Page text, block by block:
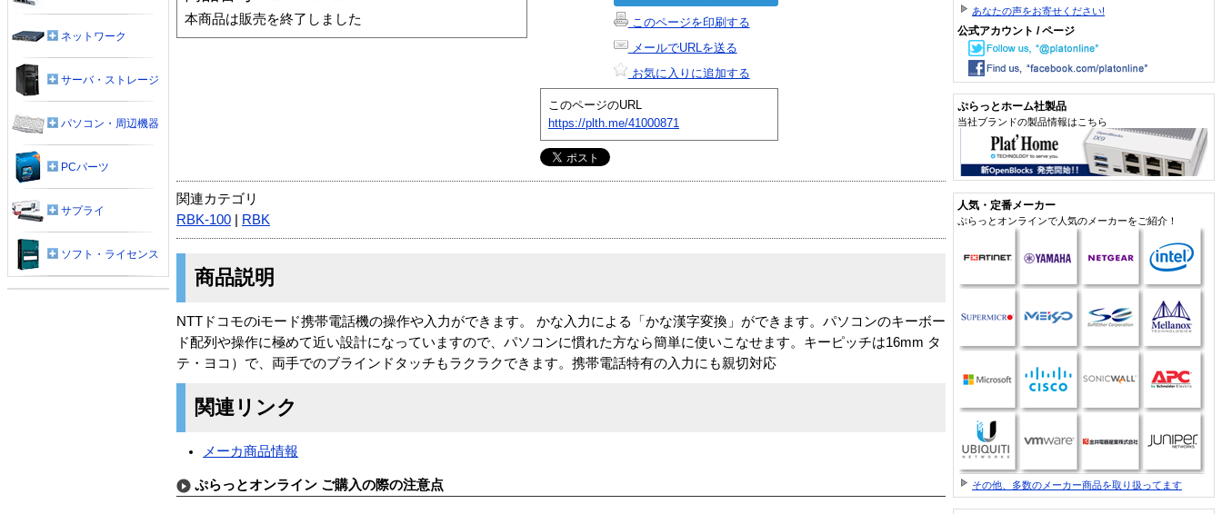
本商品は販売を終了しました
このページを印刷する
メールでURLを送る
お気に入りに追加する
このページのURL
https://plth.me/41000871
関連カテゴリ
RBK-100
RBK
商品説明
NTTドコモのiモード携帯電話機の操作や入力ができます。 かな入力による「かな漢字変換」ができます。パソコンのキーボー
ド配列や操作に極めて近い設計になっていますので、パソコンに慣れた方なら簡単に使いこなせます。キーピッチは16mm タ
テ・ヨコ）で、両手でのブラインドタッチもラクラクできます。携帯電話特有の入力にも親切対応
関連リンク
メーカ商品情報
ぷらっとオンライン ご購入の際の注意点
ネットワーク
サーバ・ストレージ
パソコン・周辺機器
PCパーツ
サプライ
ソフト・ライセンス
あなたの声をお寄せください!
公式アカウント / ページ
ぷらっとホーム社製品
当社ブランドの製品情報はこちら
人気・定番メーカー
ぷらっとオンラインで人気のメーカーをご紹介！
その他、多数のメーカー商品を取り扱ってます